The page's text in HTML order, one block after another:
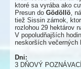
ktoré sa vyrába ako
Presun do Gödöllö,
tiež Sissin zámok,
rozlohou 29 hektárov
V popoludňajších
neskorších večerných
Dni:
3 DŇOVÝ